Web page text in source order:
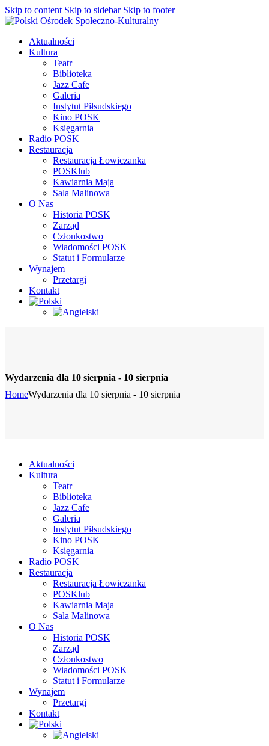
Skip to content Skip to sidebar Skip to footer
Aktualności
Kultura
Teatr
Biblioteka
Jazz Cafe
Galeria
Instytut Piłsudskiego
Kino POSK
Księgarnia
Radio POSK
Restauracja
Restauracja Łowiczanka
POSKlub
Kawiarnia Maja
Sala Malinowa
O Nas
Historia POSK
Zarząd
Członkostwo
Wiadomości POSK
Statut i Formularze
Wynajem
Przetargi
Kontakt
Wydarzenia dla 10 sierpnia - 10 sierpnia
HomeWydarzenia dla 10 sierpnia - 10 sierpnia
Aktualności
Kultura
Teatr
Biblioteka
Jazz Cafe
Galeria
Instytut Piłsudskiego
Kino POSK
Księgarnia
Radio POSK
Restauracja
Restauracja Łowiczanka
POSKlub
Kawiarnia Maja
Sala Malinowa
O Nas
Historia POSK
Zarząd
Członkostwo
Wiadomości POSK
Statut i Formularze
Wynajem
Przetargi
Kontakt